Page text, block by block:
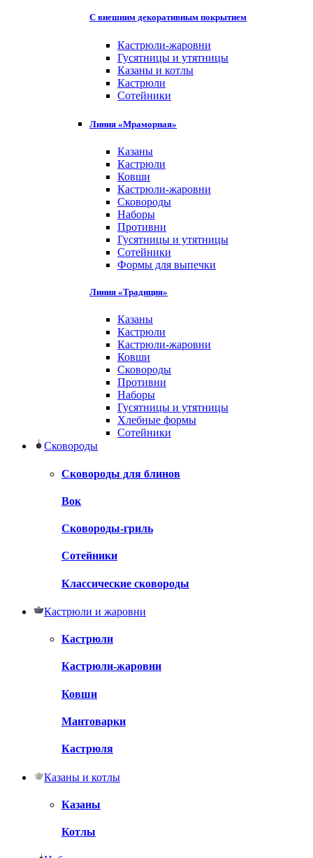
С внешним декоративным покрытием
Кастрюли-жаровни
Гусятницы и утятницы
Казаны и котлы
Кастрюли
Сотейники
Линия «Мраморная»
Казаны
Кастрюли
Ковши
Кастрюли-жаровни
Сковороды
Наборы
Противни
Гусятницы и утятницы
Сотейники
Формы для выпечки
Линия «Традиция»
Казаны
Кастрюли
Кастрюли-жаровни
Ковши
Сковороды
Противни
Наборы
Гусятницы и утятницы
Хлебные формы
Сотейники
Сковороды
Сковороды для блинов
Вок
Сковороды-гриль
Сотейники
Классические сковороды
Кастрюли и жаровни
Кастрюли
Кастрюли-жаровни
Ковши
Мантоварки
Кастрюля
Казаны и котлы
Казаны
Котлы